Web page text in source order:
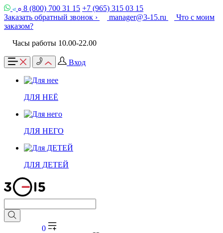
8 (800) 700 31 15 +7 (965) 315 03 15
Заказать обратный звонок ›
manager@3-15.ru
Что с моим
заказом?
Часы работы 10.00-22.00
Вход
ДЛЯ НЕЁ
ДЛЯ НЕГО
ДЛЯ ДЕТЕЙ
0